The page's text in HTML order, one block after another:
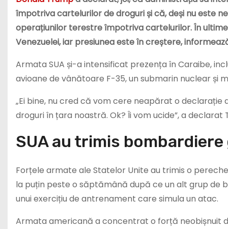
împotriva cartelurilor de droguri și că, deși nu este
operațiunilor terestre împotriva cartelurilor. În
Venezuelei, iar presiunea este în creștere,
Armata SUA și-a intensificat prezența în Caraibe,
avioane de vânătoare F-35, un submarin nuclear și
„Ei bine, nu cred că vom cere neapărat o
droguri în țara noastră. Ok? Îi vom ucide”, a
SUA au trimis
Forțele armate ale Statelor Unite au trimis o
la puțin peste o săptămână după ce un alt grup
unui exercițiu de antrenament care simula un atac.
Armata americană a concentrat o forță neobișnuit